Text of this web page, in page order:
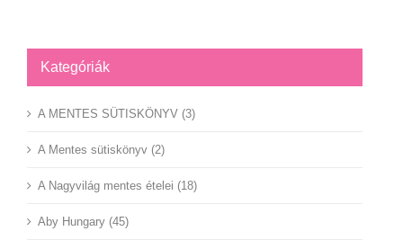
Kategóriák
A MENTES SÜTISKÖNYV (3)
A Mentes sütiskönyv (2)
A Nagyvilág mentes ételei (18)
Aby Hungary (45)